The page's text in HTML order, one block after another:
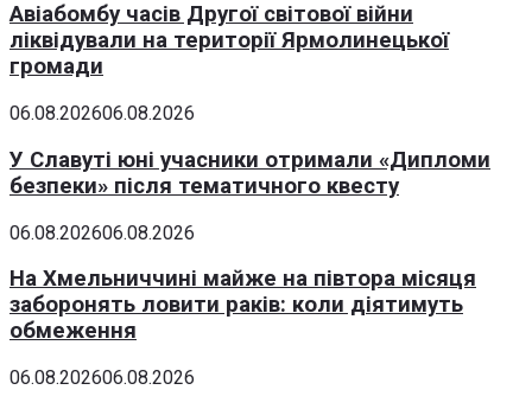
Авіабомбу часів Другої світової війни
ліквідували на території Ярмолинецької
громади
06.08.202606.08.2026
У Славуті юні учасники отримали «Дипломи
безпеки» після тематичного квесту
06.08.202606.08.2026
На Хмельниччині майже на півтора місяця
заборонять ловити раків: коли діятимуть
обмеження
06.08.202606.08.2026